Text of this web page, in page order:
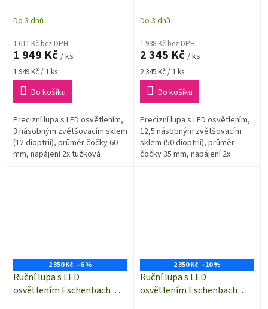
dioptrií), Ø 60 mm
Do 3 dnů
1 611 Kč bez DPH
1 949 Kč / ks
Měrná
cena:
1 949 Kč / 1 ks
Do košíku
Precizní lupa s LED osvětlením,
3 násobným zvětšovacím sklem
(12 dioptrií), průměr čočky 60
mm, napájení 2x tužková
dioptrií), Ø 35 mm
Do 3 dnů
1 938 Kč bez DPH
2 345 Kč / ks
Měrná
cena:
2 345 Kč / 1 ks
Do košíku
Precizní lupa s LED osvětlením,
12,5 násobným zvětšovacím
sklem (50 dioptrií), průměr
čočky 35 mm, napájení 2x
2 350 Kč –6 %
Ruční lupa s LED
osvětlením Eschenbach
2 350 Kč –10 %
Ruční lupa s LED
osvětlením Eschenbach